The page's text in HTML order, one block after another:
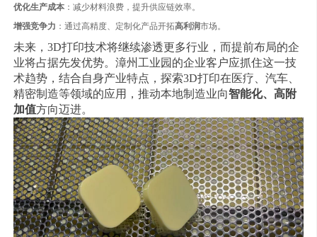
优化生产成本 ：减少材料浪费，提升供应链效率。
增强竞争力 ：通过高精度、定制化产品开拓高利润市场。
未来，3D打印技术将继续渗透更多行业，而提前布局的企
业将占据先发优势。漳州工业园的企业客户应抓住这一技
术趋势，结合自身产业特点，探索3D打印在医疗、汽车、
精密制造等领域的应用，推动本地制造业向智能化、高附
加值方向迈进。